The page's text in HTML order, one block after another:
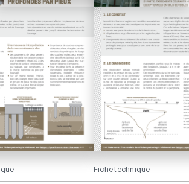
Fiche technique